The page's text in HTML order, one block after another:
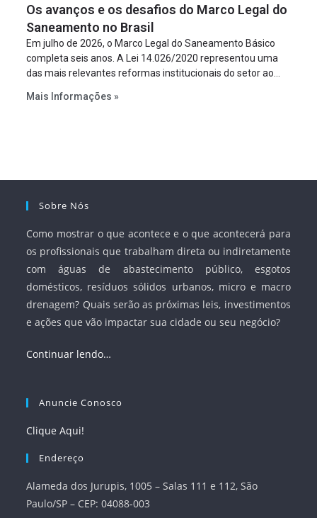
projeto a projeto.
Os avanços e os desafios do Marco Legal do
Saneamento no Brasil
Em julho de 2026, o Marco Legal do Saneamento Básico
completa seis anos. A Lei 14.026/2020 representou uma
das mais relevantes reformas institucionais do setor ao
serviços, ampliar a participação da iniciativa privada,
Mais Informações »
Sobre Nós
Como mostrar o que acontece e o que acontecerá para
os profissionais que trabalham direta ou indiretamente
com águas de abastecimento público, esgotos
domésticos, resíduos sólidos urbanos, micro e macro
drenagem? Quais serão as próximas leis, investimentos
e ações que vão impactar sua cidade ou seu negócio?
Continuar lendo…
Anuncie Conosco
Clique Aqui!
Endereço
Alameda dos Jurupis, 1005 – Salas 111 e 112, São
Paulo/SP – CEP: 04088-003